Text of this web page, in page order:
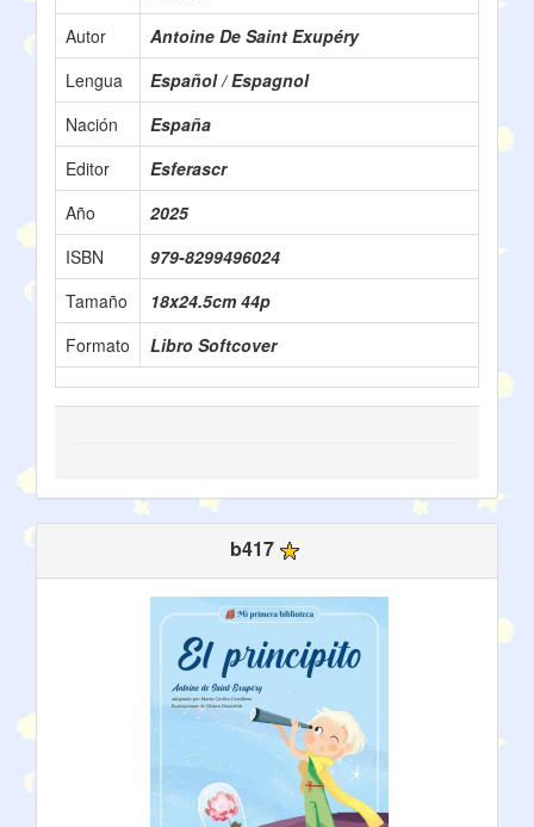
Autor
Antoine De Saint Exupéry
Lengua
Español / Espagnol
Nación
España
Editor
Esferascr
Año
2025
ISBN
979-8299496024
Tamaño
18x24.5cm 44p
Formato
Libro Softcover
b417